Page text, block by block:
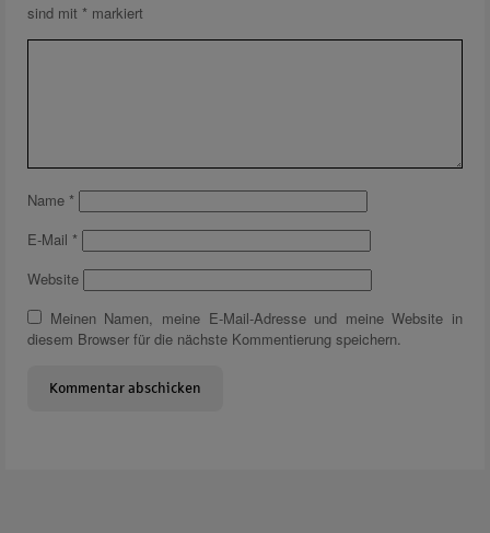
sind mit * markiert
Name *
E-Mail *
Website
Meinen Namen, meine E-Mail-Adresse und meine Website in
diesem Browser für die nächste Kommentierung speichern.